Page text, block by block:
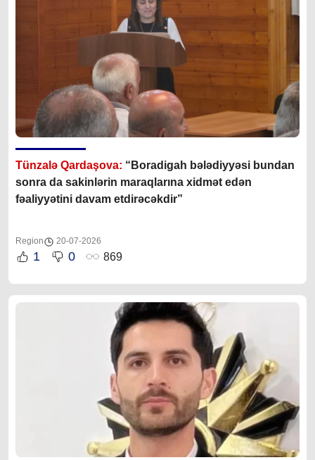
Tünzalə Qardaşova: “Boradigah bələdiyyəsi bundan
sonra da sakinlərin maraqlarına xidmət edən
fəaliyyətini davam etdirəcəkdir”
Region 20-07-2026
1 0 869